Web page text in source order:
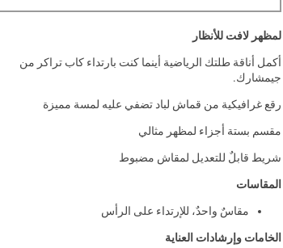
لمظهر لافت للأنظار
أكمل أناقة طلتك الرياضية أينما كنت بارتداء كاب تراكر من
جيمشارك.
رقع غرافيكية من قماش لباد تضفي عليه لمسة مميزة
مقسم بستة أجزاء لمظهر مثالي
شريط قابلٌ للتعديل لمقاش مضبوط
المقاسات
مقاسٌ واحدٌ، للإرتداء على الرأس
الخامات وإرشادات العناية